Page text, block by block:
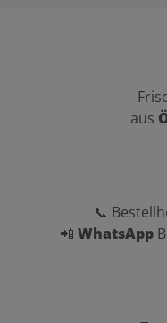
aus
📞
📲 WhatsApp